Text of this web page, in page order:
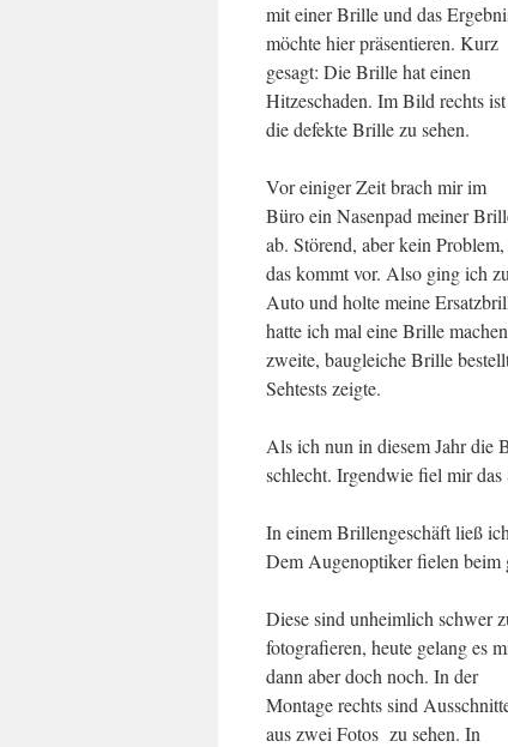
mit einer Brille und das
möchte hier präsentieren. Kurz
gesagt: Die Brille hat einen
Hitzeschaden. Im Bild rechts ist
die defekte Brille zu sehen.
Vor einiger Zeit brach mir im
Büro ein Nasenpad meiner
ab. Störend, aber kein Problem,
das kommt vor. Also ging ich
Auto und holte meine
hatte ich mal eine Brille
zweite, baugleiche Brille
Sehtests zeigte.
Als ich nun in diesem Jahr die
schlecht. Irgendwie fiel mir das
In einem Brillengeschäft ließ
Dem Augenoptiker fielen beim
Diese sind unheimlich schwer
fotografieren, heute gelang es
dann aber doch noch. In der
Montage rechts sind
aus zwei Fotos zu sehen. In